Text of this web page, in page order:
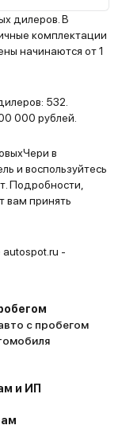
стильная
Салон
но
гибридная
с места,
что
топливо.
дилеров. В
комплектации
начинаются от 1
532.
000 рублей.
в
и воспользуйтесь
Подробности,
вам принять
autospot.ru -
с пробегом
и ИП